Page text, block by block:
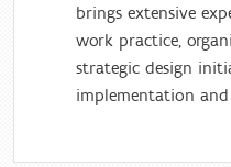
brings extensive
work practice,
strategic design
implementation